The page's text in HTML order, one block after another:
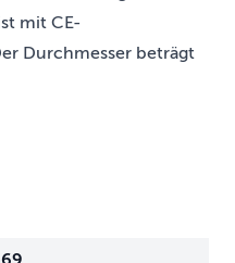
mit CE-
Durchmesser beträgt